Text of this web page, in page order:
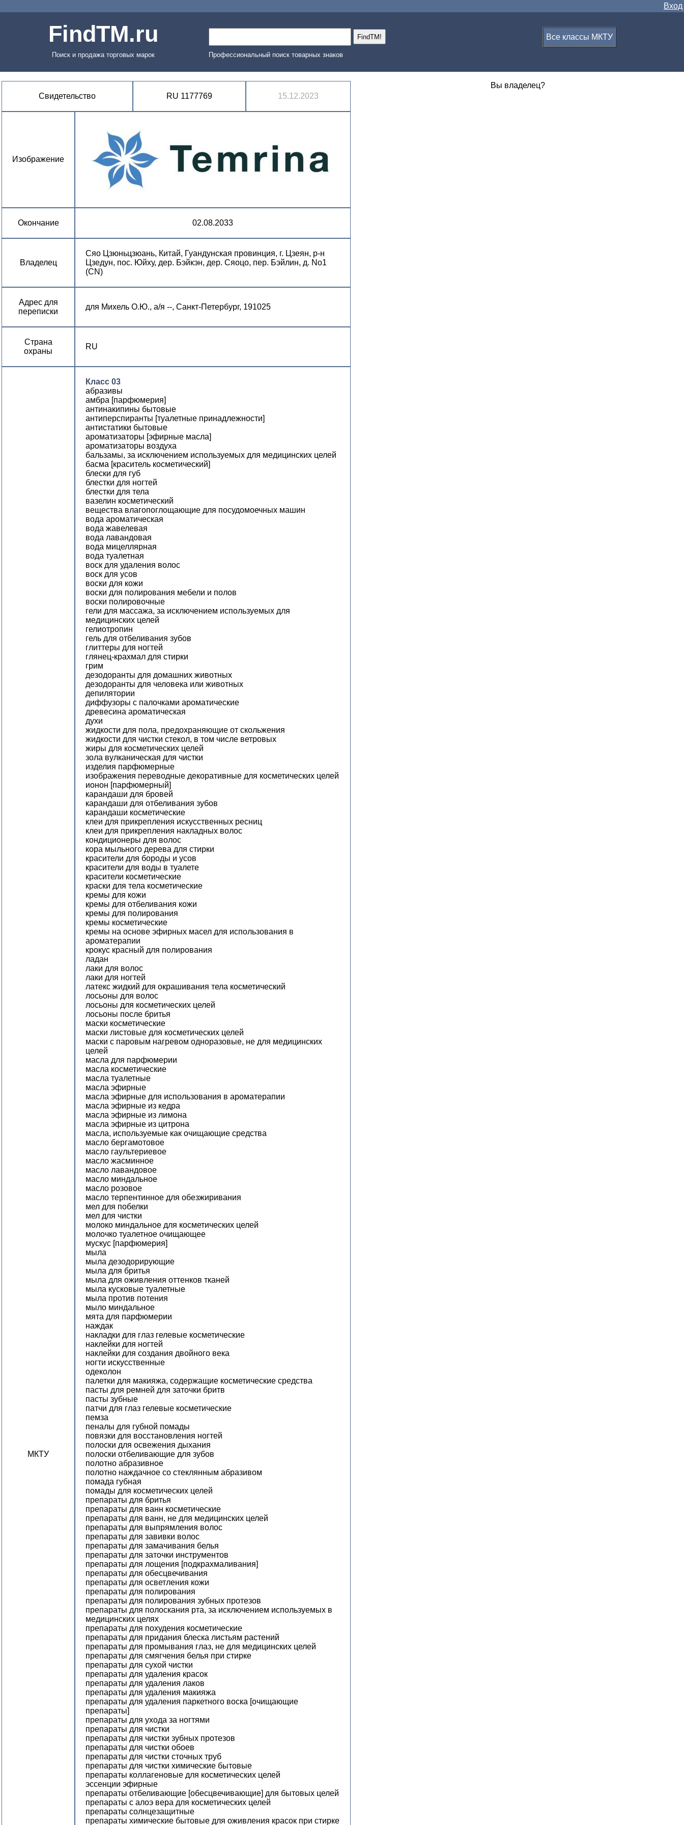
Вход
FindTM.ru Все классы МКТУ
Поиск и продажа торговых марок Профессиональный поиск товарных знаков
Свидетельство RU 1177769 15.12.2023
Изображение
Окончание 02.08.2033
Владелец
Сяо Цзюньцзюань, Китай, Гуандунская провинция, г. Цзеян, р-н
Цзедун, пос. Юйху, дер. Бэйкэн, дер. Сяоцо, пер. Бэйлин, д. No1
(CN)
Адрес для
переписки
для Михель О.Ю., а/я --, Санкт-Петербург, 191025
Страна
охраны
RU
МКТУ
Класс 03
абразивы
амбра [парфюмерия]
антинакипины бытовые
антиперспиранты [туалетные принадлежности]
антистатики бытовые
ароматизаторы [эфирные масла]
ароматизаторы воздуха
бальзамы, за исключением используемых для медицинских целей
басма [краситель косметический]
блески для губ
блестки для ногтей
блестки для тела
вазелин косметический
вещества влагопоглощающие для посудомоечных машин
вода ароматическая
вода жавелевая
вода лавандовая
вода мицеллярная
вода туалетная
воск для удаления волос
воск для усов
воски для кожи
воски для полирования мебели и полов
воски полировочные
гели для массажа, за исключением используемых для
медицинских целей
гелиотропин
гель для отбеливания зубов
глиттеры для ногтей
глянец-крахмал для стирки
грим
дезодоранты для домашних животных
дезодоранты для человека или животных
депилятории
диффузоры с палочками ароматические
древесина ароматическая
духи
жидкости для пола, предохраняющие от скольжения
жидкости для чистки стекол, в том числе ветровых
жиры для косметических целей
зола вулканическая для чистки
изделия парфюмерные
изображения переводные декоративные для косметических целей
ионон [парфюмерный]
карандаши для бровей
карандаши для отбеливания зубов
карандаши косметические
клеи для прикрепления искусственных ресниц
клеи для прикрепления накладных волос
кондиционеры для волос
кора мыльного дерева для стирки
красители для бороды и усов
красители для воды в туалете
красители косметические
краски для тела косметические
кремы для кожи
кремы для отбеливания кожи
кремы для полирования
кремы косметические
кремы на основе эфирных масел для использования в
ароматерапии
крокус красный для полирования
ладан
лаки для волос
лаки для ногтей
латекс жидкий для окрашивания тела косметический
лосьоны для волос
лосьоны для косметических целей
лосьоны после бритья
маски косметические
маски листовые для косметических целей
маски с паровым нагревом одноразовые, не для медицинских
целей
масла для парфюмерии
масла косметические
масла туалетные
масла эфирные
масла эфирные для использования в ароматерапии
масла эфирные из кедра
масла эфирные из лимона
масла эфирные из цитрона
масла, используемые как очищающие средства
масло бергамотовое
масло гаультериевое
масло жасминное
масло лавандовое
масло миндальное
масло розовое
масло терпентинное для обезжиривания
мел для побелки
мел для чистки
молоко миндальное для косметических целей
молочко туалетное очищающее
мускус [парфюмерия]
мыла
мыла дезодорирующие
мыла для бритья
мыла для оживления оттенков тканей
мыла кусковые туалетные
мыла против потения
мыло миндальное
мята для парфюмерии
наждак
накладки для глаз гелевые косметические
наклейки для ногтей
наклейки для создания двойного века
ногти искусственные
одеколон
палетки для макияжа, содержащие косметические средства
пасты для ремней для заточки бритв
пасты зубные
патчи для глаз гелевые косметические
пемза
пеналы для губной помады
повязки для восстановления ногтей
полоски для освежения дыхания
полоски отбеливающие для зубов
полотно абразивное
полотно наждачное со стеклянным абразивом
помада губная
помады для косметических целей
препараты для бритья
препараты для ванн косметические
препараты для ванн, не для медицинских целей
препараты для выпрямления волос
препараты для завивки волос
препараты для замачивания белья
препараты для заточки инструментов
препараты для лощения [подкрахмаливания]
препараты для обесцвечивания
препараты для осветления кожи
препараты для полирования
препараты для полирования зубных протезов
препараты для полоскания рта, за исключением используемых в
медицинских целях
препараты для похудения косметические
препараты для придания блеска листьям растений
препараты для промывания глаз, не для медицинских целей
препараты для смягчения белья при стирке
препараты для сухой чистки
препараты для удаления красок
препараты для удаления лаков
препараты для удаления макияжа
препараты для удаления паркетного воска [очищающие
препараты]
препараты для ухода за ногтями
препараты для чистки
препараты для чистки зубных протезов
препараты для чистки обоев
препараты для чистки сточных труб
препараты для чистки химические бытовые
препараты коллагеновые для косметических целей
эссенции эфирные
препараты отбеливающие [обесцвечивающие] для бытовых целей
препараты с алоэ вера для косметических целей
препараты солнцезащитные
препараты химические бытовые для оживления красок при стирке
Вы владелец?